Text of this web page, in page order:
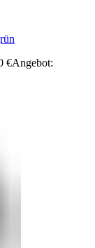
€Angebot: